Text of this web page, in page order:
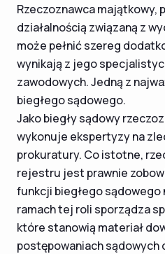
Rzeczoznawca majątkowy,
działalnością związaną z
może pełnić szereg
wynikają z jego
zawodowych. Jedną z
biegłego sądowego.
Jako biegły sądowy
wykonuje ekspertyzy na
prokuratury. Co istotne,
rejestru jest prawnie
funkcji biegłego sądowego
ramach tej roli sporządza
które stanowią materiał
postępowaniach